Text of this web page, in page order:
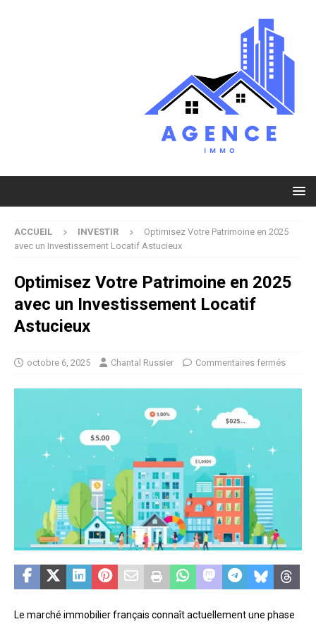
ACCUEIL INVESTIR
Optimisez Votre Patrimoine en 2025
avec un Investissement Locatif Astucieux
Optimisez Votre Patrimoine en 2025
avec un Investissement Locatif
Astucieux
octobre 6, 2025 Chantal Russier Commentaires fermés
Le marché immobilier français connaît actuellement une phase